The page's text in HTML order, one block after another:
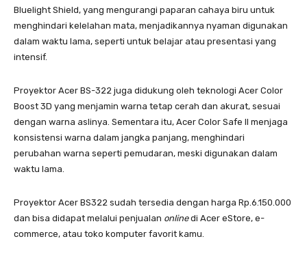
Bluelight Shield, yang mengurangi paparan cahaya biru untuk
menghindari kelelahan mata, menjadikannya nyaman digunakan
dalam waktu lama, seperti untuk belajar atau presentasi yang
intensif.
Proyektor Acer BS-322 juga didukung oleh teknologi Acer Color
Boost 3D yang menjamin warna tetap cerah dan akurat, sesuai
dengan warna aslinya. Sementara itu, Acer Color Safe II menjaga
konsistensi warna dalam jangka panjang, menghindari
perubahan warna seperti pemudaran, meski digunakan dalam
waktu lama.
Proyektor Acer BS322 sudah tersedia dengan harga Rp.6.150.000
dan bisa didapat melalui penjualan onlinedi Acer eStore, e-
commerce, atau toko komputer favorit kamu.